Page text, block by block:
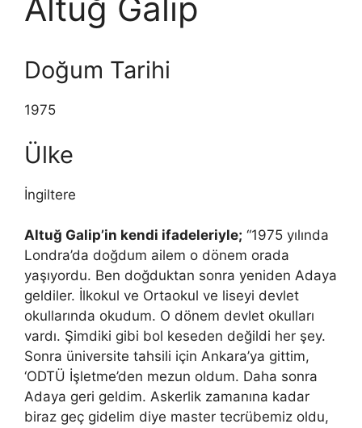
Altuğ Galip
Doğum Tarihi
1975
Ülke
İngiltere
Altuğ Galip’in kendi ifadeleriyle; “1975 yılında
Londra’da doğdum ailem o dönem orada
yaşıyordu. Ben doğduktan sonra yeniden Adaya
geldiler. İlkokul ve Ortaokul ve liseyi devlet
okullarında okudum. O dönem devlet okulları
vardı. Şimdiki gibi bol keseden değildi her şey.
Sonra üniversite tahsili için Ankara’ya gittim,
‘ODTÜ İşletme’den mezun oldum. Daha sonra
Adaya geri geldim. Askerlik zamanına kadar
biraz geç gidelim diye master tecrübemiz oldu,